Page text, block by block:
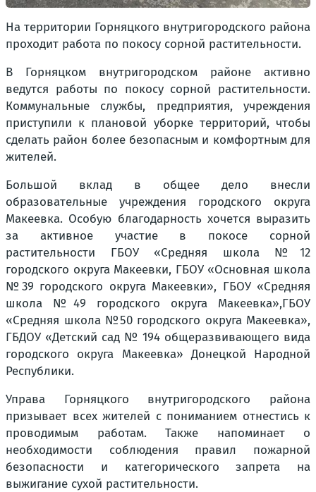
На территории Горняцкого внутригородского района
проходит работа по покосу сорной растительности.
В Горняцком внутригородском районе активно
ведутся работы по покосу сорной растительности.
Коммунальные службы, предприятия, учреждения
приступили к плановой уборке территорий, чтобы
сделать район более безопасным и комфортным для
жителей.
Большой вклад в общее дело внесли
образовательные учреждения городского округа
Макеевка. Особую благодарность хочется выразить
за активное участие в покосе сорной
растительности ГБОУ «Средняя школа №12
городского округа Макеевки, ГБОУ «Основная школа
№39 городского округа Макеевки», ГБОУ «Средняя
школа №49 городского округа Макеевка»,ГБОУ
«Средняя школа №50 городского округа Макеевка»,
ГБДОУ «Детский сад № 194 общеразвивающего вида
городского округа Макеевка» Донецкой Народной
Республики.
Управа Горняцкого внутригородского района
призывает всех жителей с пониманием отнестись к
проводимым работам. Также напоминает о
необходимости соблюдения правил пожарной
безопасности и категорического запрета на
выжигание сухой растительности.